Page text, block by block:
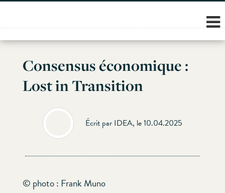
Skip
content
Consensus économique :
Lost in Transition
Écrit par IDEA, le 10.04.2025
© photo : Frank Muno